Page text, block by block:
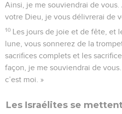
Ainsi, je me souviendrai de vous.
votre Dieu, je vous délivrerai de
10 Les jours de joie et de fête, et
lune, vous sonnerez de la
sacrifices complets et les
façon, je me souviendrai de vous.
c’est moi. »
Les Israélites se